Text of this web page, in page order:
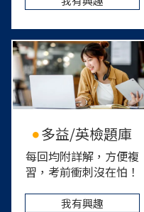
多益/英檢題庫
每回均附詳解，方便複
習，考前衝刺沒在怕！
我有興趣